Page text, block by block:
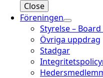
Close
Föreningen
Styrelse –
Övriga uppdrag
Stadgar